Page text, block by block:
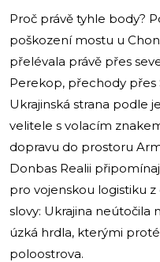
Proč právě tyhle body?
poškození mostu u
přelévala právě přes
Perekop, přechody přes
Ukrajinská strana podle
velitele s volacím
dopravu do prostoru
Donbas Realii
pro vojenskou logistiku
slovy: Ukrajina neútočila
úzká hrdla, kterými
poloostrova.